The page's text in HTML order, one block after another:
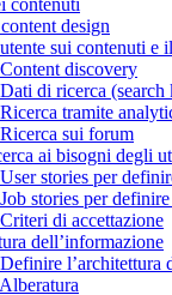
contenuti
design
sui contenuti e
discovery
di ricerca (search
tramite
sui forum
ai bisogni degli
stories per
stories per
di accettazione
dell’informazione
l’architettura